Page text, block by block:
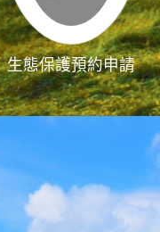
生態保護預約申請